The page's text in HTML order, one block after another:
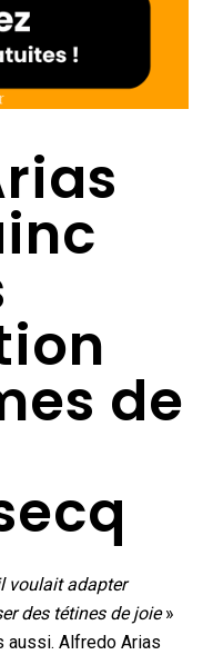
de
voulait adapter
des tétines de joie»
aussi. Alfredo Arias